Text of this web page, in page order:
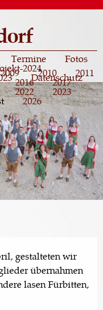
Termine
Fotos
2009 2010 2011
2016 2017
2022 2023
2026
2024
Datenschutz
gestalteten wir
übernahmen
lasen Fürbitten,